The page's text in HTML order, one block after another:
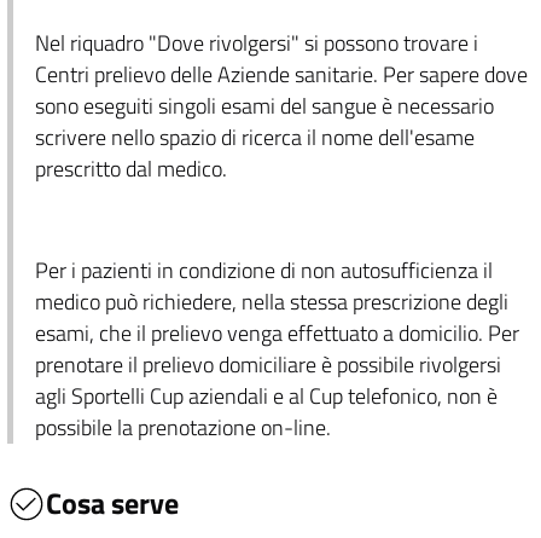
Nel riquadro "Dove rivolgersi" si possono trovare i
Centri prelievo delle Aziende sanitarie. Per sapere dove
sono eseguiti singoli esami del sangue è necessario
scrivere nello spazio di ricerca il nome dell'esame
prescritto dal medico.
Per i pazienti in condizione di non autosufficienza il
medico può richiedere, nella stessa prescrizione degli
esami, che il prelievo venga effettuato a domicilio. Per
prenotare il prelievo domiciliare è possibile rivolgersi
agli Sportelli Cup aziendali e al Cup telefonico, non è
possibile la prenotazione on-line.
Cosa serve